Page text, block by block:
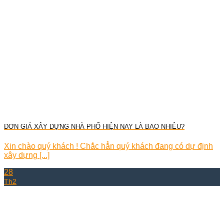
ĐƠN GIÁ XÂY DỰNG NHÀ PHỐ HIỆN NAY LÀ BAO NHIÊU?
Xin chào quý khách ! Chắc hẳn quý khách đang có dự định
xây dựng [...]
28
Th2